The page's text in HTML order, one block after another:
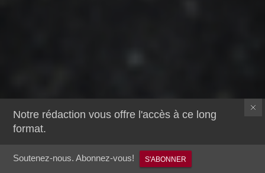
Notre rédaction vous offre l'accès à ce long
format.
Soutenez-nous. Abonnez-vous! S'ABONNER